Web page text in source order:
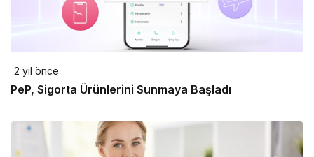
2 yıl önce
PeP, Sigorta Ürünlerini Sunmaya Başladı